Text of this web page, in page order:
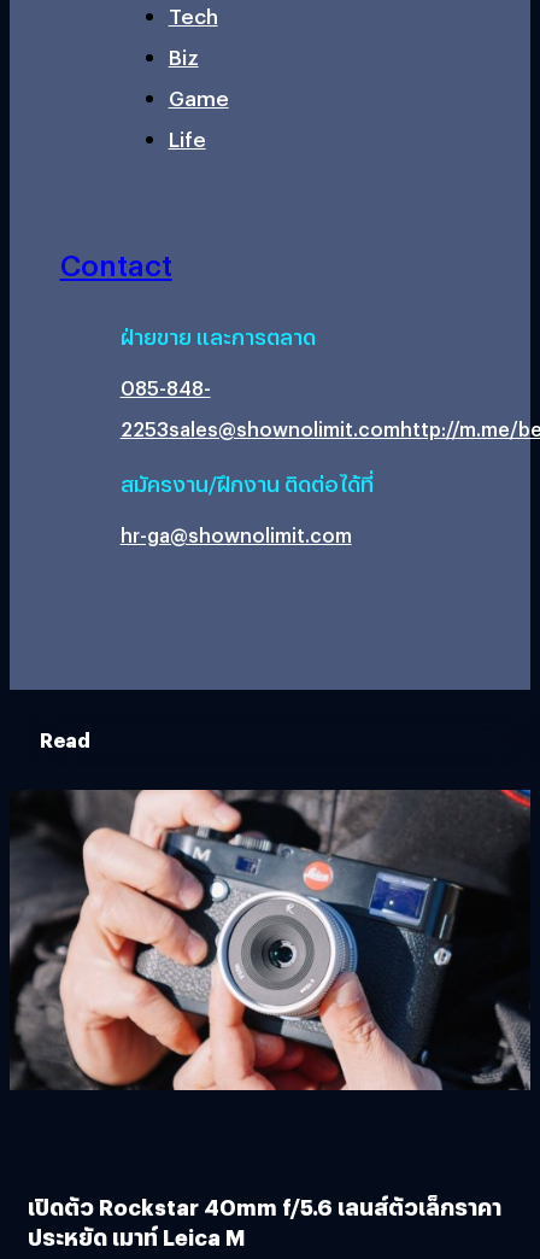
Tech
Biz
Game
Life
Contact
ฝ่ายขาย และการตลาด
085-848-
2253sales@shownolimit.comhttp://m.me/
สมัครงาน/ฝึกงาน ติดต่อได้ที่
hr-ga@shownolimit.com
Read
เปิดตัว Rockstar 40mm f/5.6 เลนส์ตัวเล็กราคา
ประหยัด เมาท์ Leica M